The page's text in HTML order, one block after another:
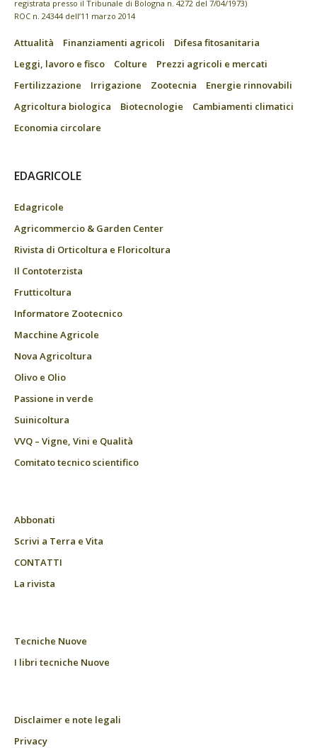
registrata presso il Tribunale di Bologna n. 4272 del 7/04/1973)
ROC n. 24344 dell’11 marzo 2014
Attualità Finanziamenti agricoli
Difesa fitosanitaria
Leggi, lavoro e fisco
Colture
Prezzi agricoli e mercati
Fertilizzazione
Irrigazione Zootecnia
Energie rinnovabili
Agricoltura biologica
Biotecnologie
Cambiamenti climatici
Economia circolare
EDAGRICOLE
Edagricole
Agricommercio & Garden Center
Rivista di Orticoltura e Floricoltura
Il Contoterzista
Frutticoltura
Informatore Zootecnico
Macchine Agricole
Nova Agricoltura
Olivo e Olio
Passione in verde
Suinicoltura
VVQ – Vigne, Vini e Qualità
Comitato tecnico scientifico
Abbonati
Scrivi a Terra e Vita
CONTATTI
La rivista
Tecniche Nuove
I libri tecniche Nuove
Disclaimer e note legali
Privacy